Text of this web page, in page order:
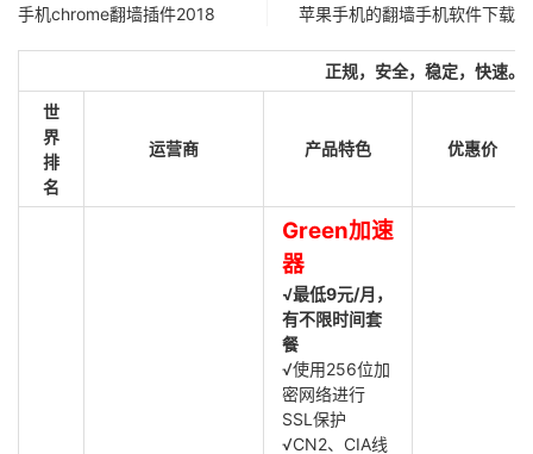
手机chrome翻墙插件2018 苹果手机的翻墙手机软件下载
正规，安全，稳定，快速。
世
界
排
名
运营商 产品特色 优惠价
Green加速
器
√最低9元/月，
有不限时间套
餐
√使用256位加
密网络进行
SSL保护
√CN2、CIA线